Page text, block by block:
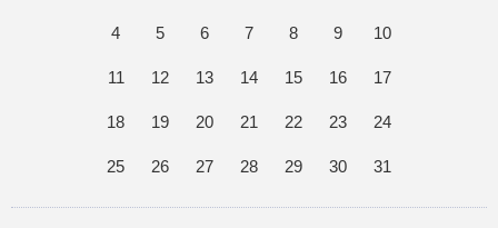
4 5 6 7 8 9 10
11 12 13 14 15 16 17
18 19 20 21 22 23 24
25 26 27 28 29 30 31